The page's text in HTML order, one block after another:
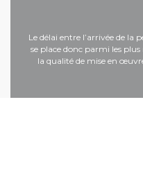
Le délai entre l’arrivée de la
se place donc parmi les
la qualité de mise en